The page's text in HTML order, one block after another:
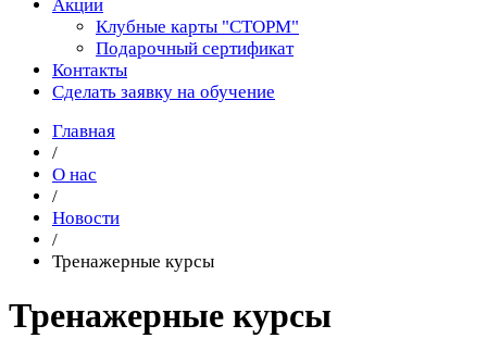
Акции
Клубные карты "СТОРМ"
Подарочный сертификат
Контакты
Сделать заявку на обучение
Главная
/
О нас
/
Новости
/
Тренажерные курсы
Тренажерные курсы